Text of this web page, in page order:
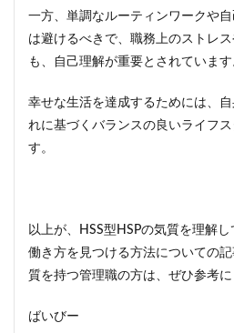
一方、単調なルーティンワークや
は避けるべきで、職務上のストレ
も、自己理解が重要とされています
幸せな生活を達成するためには、
れに基づくバランスの良いライフ
す。
以上が、HSS型HSPの気質を理解
働き方を見つける方法についての
質を持つ管理職の方は、ぜひ参考に
ばいびー